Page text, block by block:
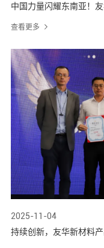
中国力量闪耀东南亚！
查看更多
2025-11-04
持续创新，友华新材料